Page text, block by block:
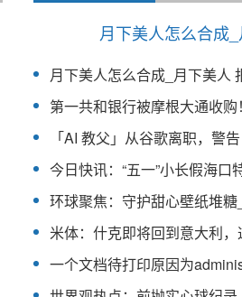
月下美人怎么合成
月下美人怎么合成_月下美人
今日快讯：“五一”小长假海口
环球聚焦：守护甜心壁纸堆